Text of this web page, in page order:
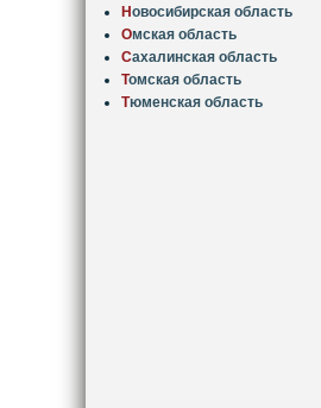
Новосибирская область
Омская область
Сахалинская область
Томская область
Тюменская область